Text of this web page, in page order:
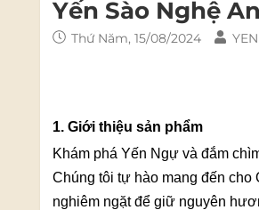
Yến Sào Nghệ An
Thứ Năm, 15/08/2024
1. Giới thiệu sản phẩm
Khám phá Yến Ngự và đắm
Chúng tôi tự hào mang đến
nghiêm ngặt để giữ nguyên